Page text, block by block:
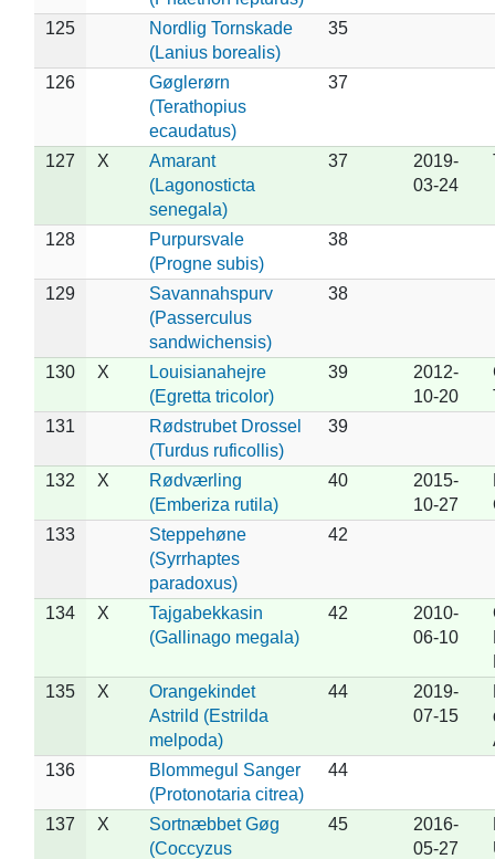
125
Nordlig Tornskade
(Lanius borealis)
35
126
Gøglerørn
(Terathopius
ecaudatus)
37
127 X
Amarant
(Lagonosticta
senegala)
37
2019-
03-24
128
Purpursvale
(Progne subis)
38
129
Savannahspurv
(Passerculus
sandwichensis)
38
130 X
Louisianahejre
(Egretta tricolor)
39
2012-
10-20
131
Rødstrubet Drossel
(Turdus ruficollis)
39
132 X
Rødværling
(Emberiza rutila)
40
2015-
10-27
133
Steppehøne
(Syrrhaptes
paradoxus)
42
134 X
Tajgabekkasin
(Gallinago megala)
42
2010-
06-10
135
X
Orangekindet
Astrild (Estrilda
melpoda)
44
2019-
07-15
136
Blommegul Sanger
(Protonotaria citrea)
44
137 X
Sortnæbbet Gøg
(Coccyzus
45
2016-
05-27